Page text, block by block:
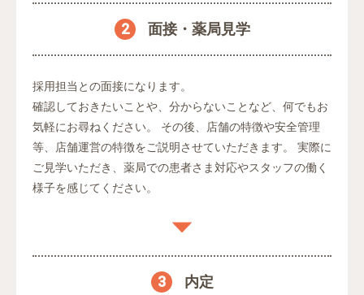
2 面接・薬局見学
採用担当との面接になります。
確認しておきたいことや、分からないことなど、何でもお
気軽にお尋ねください。
その後、店舗の特徴や安全管理
等、店舗運営の特徴をご説明させていただきます。
実際に
ご見学いただき、薬局での患者さま対応やスタッフの働く
様子を感じてください。
3 内定